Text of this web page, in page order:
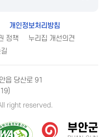
개인정보처리방침
정책
누리집 개선의견
읍 당산로 91
right reserved.
부안군